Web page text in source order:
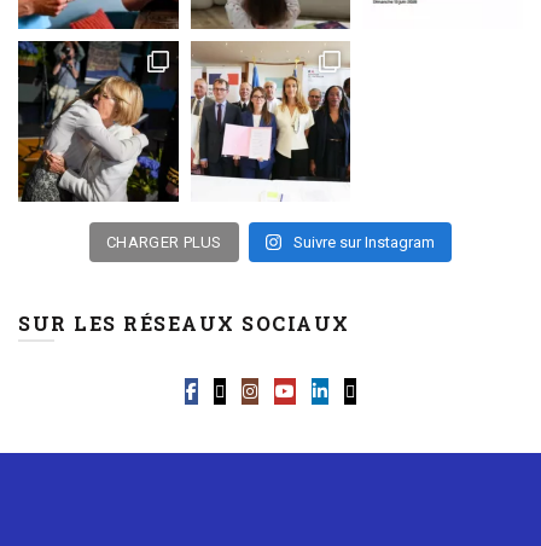
CHARGER PLUS Suivre sur Instagram
SUR LES RÉSEAUX SOCIAUX